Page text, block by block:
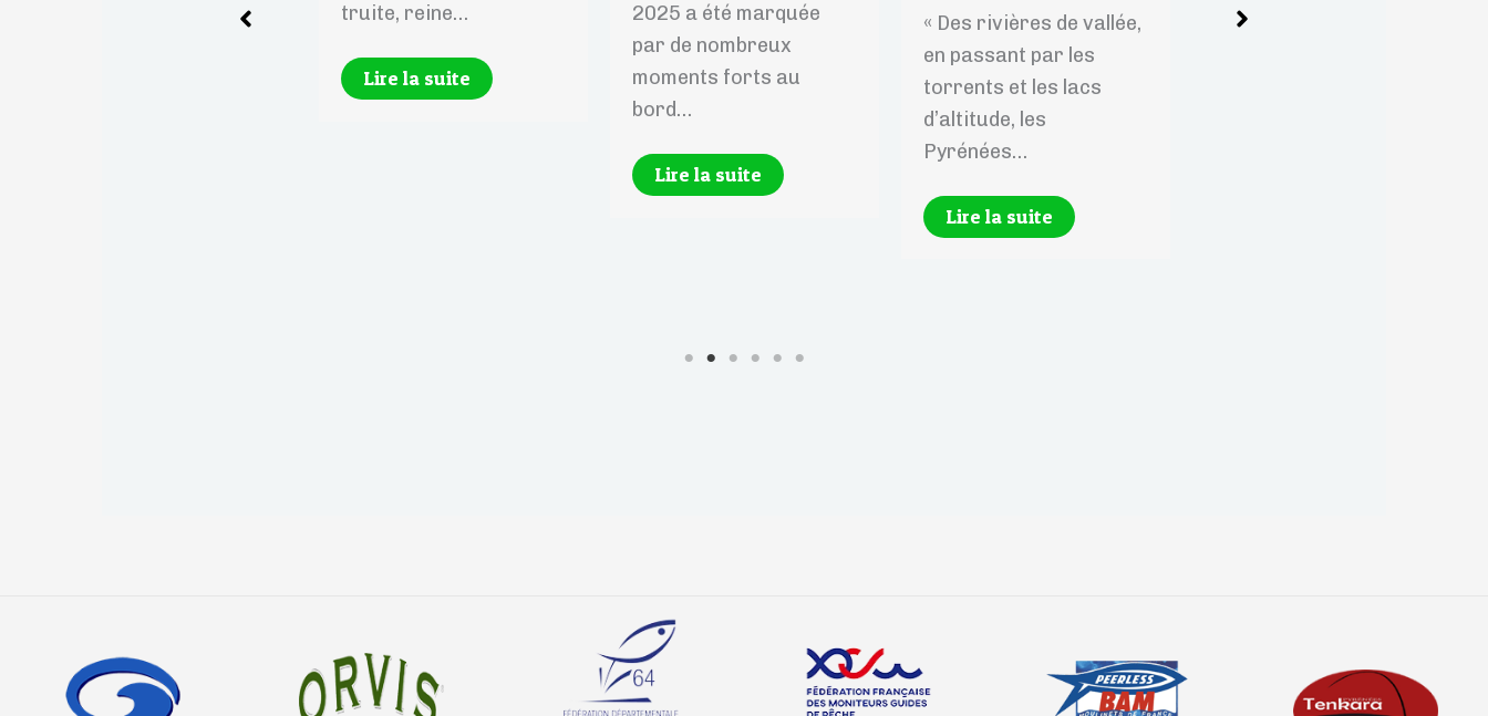
Cet article « Pêche et
truite, reine…
Lire la suite
2025 a été marquée
par de nombreux
moments forts au
bord…
Lire la suite
« Des rivières de vallée,
en passant par les
torrents et les lacs
d’altitude, les
Pyrénées…
Lire la suite
Observer, comprendre,